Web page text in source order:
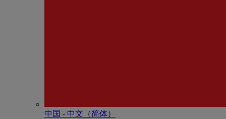
中国 - 中⽂（简体）